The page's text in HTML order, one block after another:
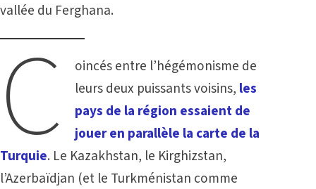
vallée du Ferghana.
C
oincés entre l’hégémonisme de
leurs deux puissants voisins, les
pays de la région essaient de
jouer en parallèle la carte de la
Turquie. Le Kazakhstan, le Kirghizstan,
l’Azerbaïdjan (et le Turkménistan comme